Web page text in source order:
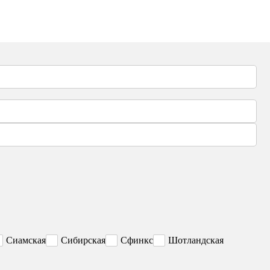
Сиамская Сибирская Сфинкс
Шотландская